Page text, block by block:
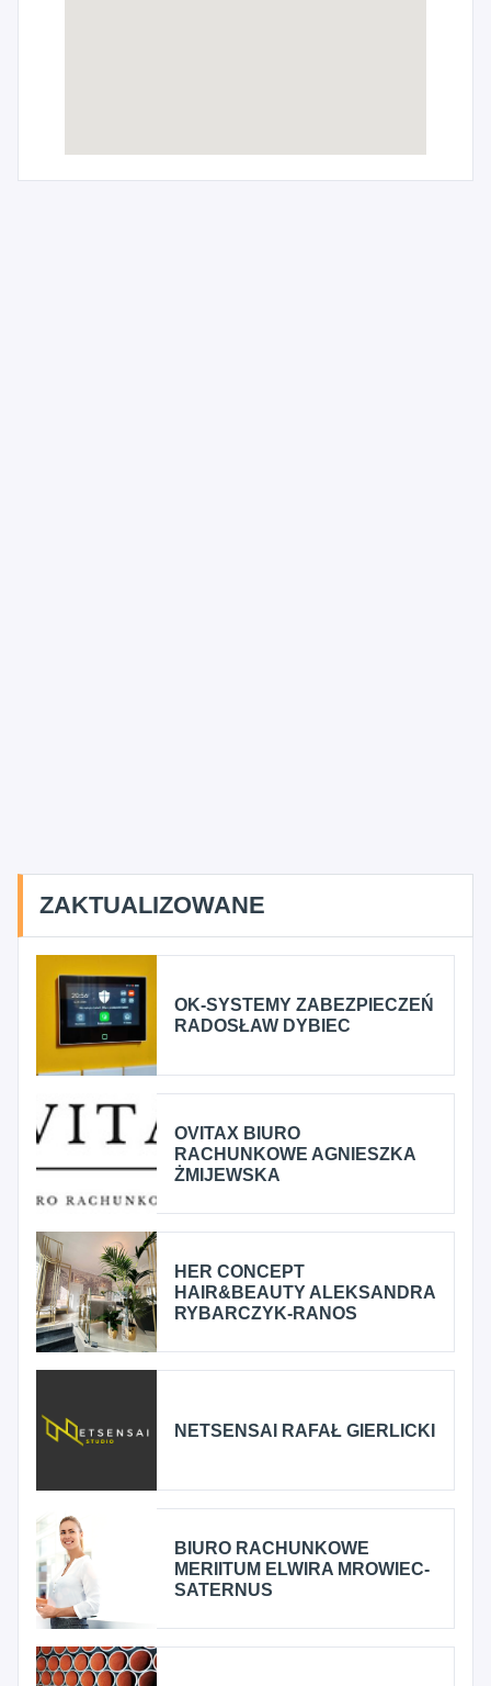
ZAKTUALIZOWANE
OK-SYSTEMY ZABEZPIECZEŃ
RADOSŁAW DYBIEC
OVITAX BIURO
RACHUNKOWE AGNIESZKA
ŻMIJEWSKA
HER CONCEPT
HAIR&BEAUTY ALEKSANDRA
RYBARCZYK-RANOS
NETSENSAI RAFAŁ GIERLICKI
BIURO RACHUNKOWE
MERIITUM ELWIRA MROWIEC-
SATERNUS